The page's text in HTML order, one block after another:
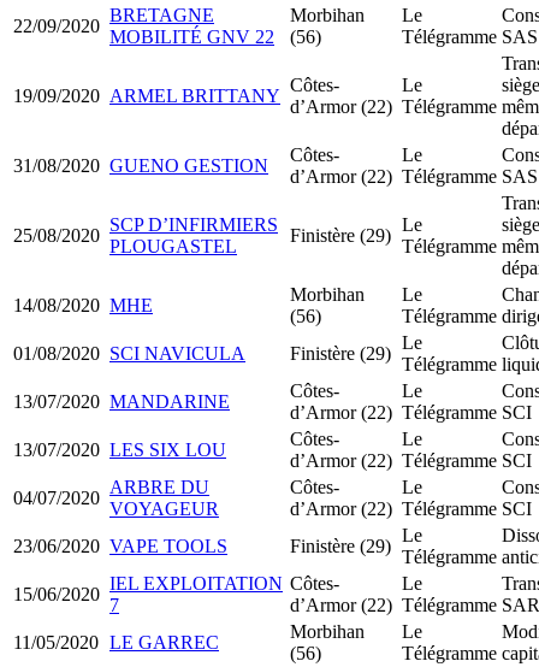
22/09/2020
BRETAGNE
MOBILITÉ GNV 22
Morbihan
(56)
Le
Télégramme SAS
19/09/2020 ARMEL BRITTANY
Côtes-
d’Armor (22)
Le
Télégramme
31/08/2020 GUENO GESTION
Côtes-
d’Armor (22)
Le
Télégramme SAS
25/08/2020
SCP D’INFIRMIERS
PLOUGASTEL
Finistère (29)
Le
Télégramme
14/08/2020 MHE
Morbihan
(56)
Le
Télégramme
01/08/2020 SCI NAVICULA Finistère (29)
Le
Télégramme
13/07/2020 MANDARINE
Côtes-
d’Armor (22)
Le
Télégramme SCI
13/07/2020 LES SIX LOU
Côtes-
d’Armor (22)
Le
Télégramme SCI
04/07/2020
ARBRE DU
VOYAGEUR
Côtes-
d’Armor (22)
Le
Télégramme SCI
23/06/2020 VAPE TOOLS Finistère (29)
Le
Télégramme
15/06/2020
IEL EXPLOITATION
7
Côtes-
d’Armor (22)
Le
Télégramme
11/05/2020 LE GARREC
Morbihan
(56)
Le
Télégramme